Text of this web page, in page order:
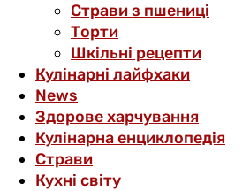
Страви з пшениці
Торти
Шкільні рецепти
Кулінарні лайфхаки
News
Здорове харчування
Кулінарна енциклопедія
Страви
Кухні світу